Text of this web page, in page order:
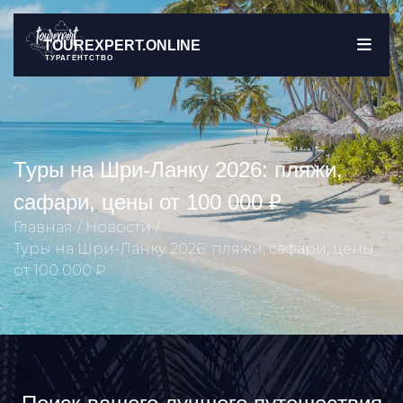
TOUREXPERT.ONLINE
ТУРАГЕНТСТВО
Туры на Шри-Ланку 2026: пляжи,
сафари, цены от 100 000 ₽
Главная
Новости
Туры на Шри-Ланку 2026: пляжи, сафари, цены
от 100 000 ₽